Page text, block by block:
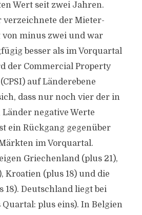
Wert seit zwei Jahren.
verzeichnete der Mieter-
von minus zwei und war
besser als im Vorquartal
der Commercial Property
auf Länderebene
dass nur noch vier der in
negative Werte
ein Rückgang gegenüber
im Vorquartal.
Griechenland (plus 21),
Kroatien (plus 18) und die
18). Deutschland liegt bei
plus eins). In Belgien